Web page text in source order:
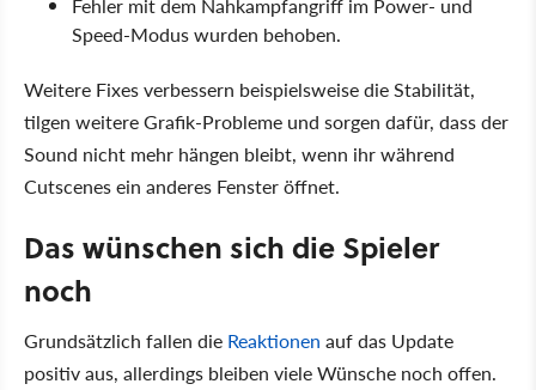
Speed-Modus wurden behoben.
Weitere Fixes verbessern beispielsweise die Stabilität,
tilgen weitere Grafik-Probleme und sorgen dafür, dass der
Sound nicht mehr hängen bleibt, wenn ihr während
Cutscenes ein anderes Fenster öffnet.
Das wünschen sich die Spieler
noch
Grundsätzlich fallen die Reaktionen auf das Update
positiv aus, allerdings bleiben viele Wünsche noch offen.